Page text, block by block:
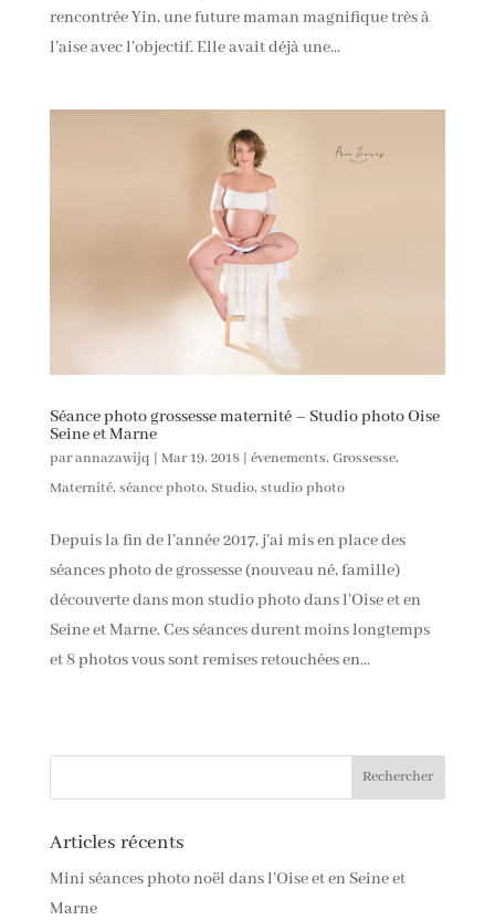
rencontrée Yin, une future maman magnifique très à
l’aise avec l’objectif. Elle avait déjà une...
Séance photo grossesse maternité – Studio photo Oise
Seine et Marne
parannazawijq | Mar 19, 2018| évenements, Grossesse,
Maternité, séance photo, Studio, studio photo
Depuis la fin de l’année 2017, j’ai mis en place des
séances photo de grossesse (nouveau né, famille)
découverte dans mon studio photo dans l’Oise et en
Seine et Marne. Ces séances durent moins longtemps
et 8 photos vous sont remises retouchées en...
Articles récents
Mini séances photo noël dans l’Oise et en Seine et
Marne